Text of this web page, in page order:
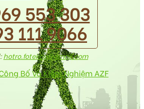
553 303
111 9066
hotro.fotekco@gmail.com
Bố Và Kiểm Nghiệm AZF